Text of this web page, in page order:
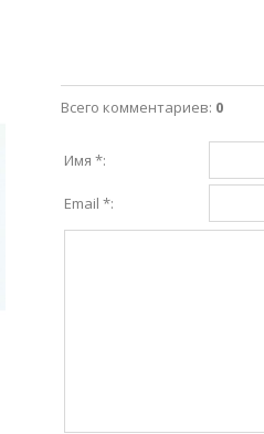
Всего комментариев: 0
Имя *:
Email *: